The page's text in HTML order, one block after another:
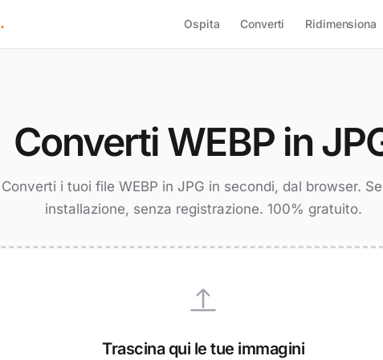
. Ospita Converti Ridimensiona
Converti WEBP in
Converti i tuoi file WEBP in JPG in secondi, dal browser.
installazione, senza registrazione. 100% gratuito.
Trascina qui le tue immagini